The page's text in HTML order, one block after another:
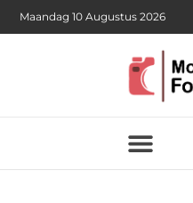
Maandag 10 Augustus 2026